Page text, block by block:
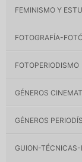
FEMINISMO Y
FOTOGRAFÍA-
FOTOPERIODISMO
GÉNEROS
GÉNEROS
GUION-TÉCNICAS-